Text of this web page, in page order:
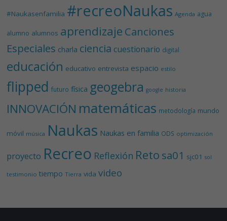
#Naukasenfamilia #recreoNaukas Agenda agua
alumno alumnos aprendizaje Canciones
Especiales charla ciencia cuestionario digital
educación educativo entrevista espacio estilo
flipped futuro física geogebra google historia
INNOVACIÓN matemáticas metodología mundo
móvil música Naukas Naukas en familia ODS optimización
proyecto Recreo Reflexión Reto sa01 sjc01 sol
testimonio tiempo Tierra vida video